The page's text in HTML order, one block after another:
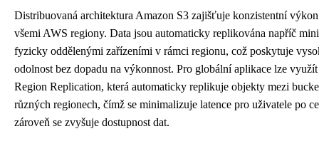
Distribuovaná architektura Amazon S3 zajišťuje konzistentní
všemi AWS regiony. Data jsou automaticky replikována napříč
fyzicky oddělenými zařízeními v rámci regionu, což poskytuje
odolnost bez dopadu na výkonnost. Pro globální aplikace lze
Region Replication, která automaticky replikuje objekty mezi
různých regionech, čímž se minimalizuje latence pro uživatele po
zároveň se zvyšuje dostupnost dat.